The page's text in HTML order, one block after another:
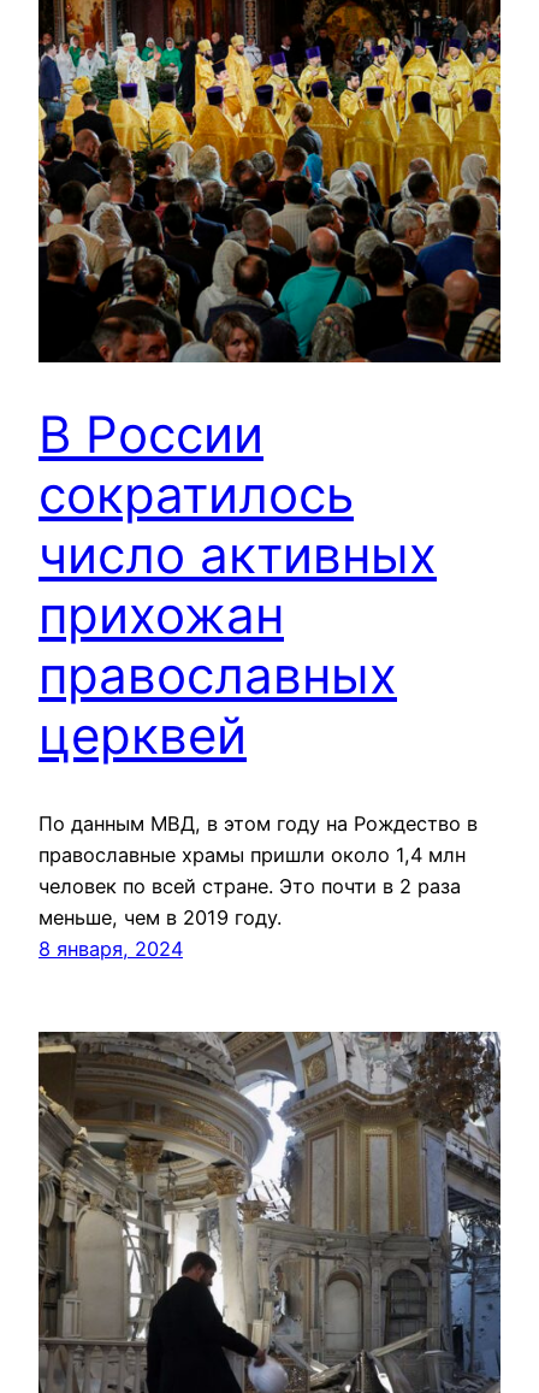
В России
сократилось
число активных
прихожан
православных
церквей
По данным МВД, в этом году на Рождество в
православные храмы пришли около 1,4 млн
человек по всей стране. Это почти в 2 раза
меньше, чем в 2019 году.
8 января, 2024